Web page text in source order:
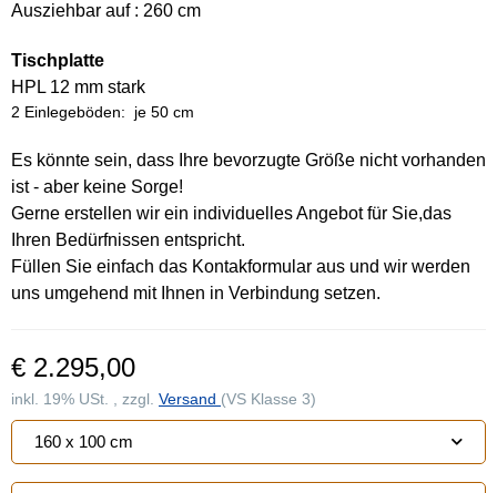
Ausziehbar auf : 260 cm
Tischplatte
HPL 12 mm stark
2 Einlegeböden: je 50 cm
Es könnte sein, dass Ihre bevorzugte Größe nicht vorhanden
ist - aber keine Sorge!
Gerne erstellen wir ein individuelles Angebot für Sie,das
Ihren Bedürfnissen entspricht.
Füllen Sie einfach das Kontakformular aus und wir werden
uns umgehend mit Ihnen in Verbindung setzen.
€ 2.295,00
inkl. 19% USt. , zzgl. Versand (VS Klasse 3)
160 x 100 cm